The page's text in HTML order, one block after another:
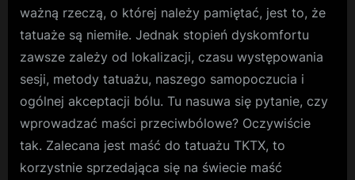
ważną rzeczą, o której należy pamiętać, jest to, że
tatuaże są niemiłe. Jednak stopień dyskomfortu
zawsze zależy od lokalizacji, czasu występowania
sesji, metody tatuażu, naszego samopoczucia i
ogólnej akceptacji bólu. Tu nasuwa się pytanie, czy
wprowadzać maści przeciwbólowe? Oczywiście
tak. Zalecana jest maść do tatuażu TKTX, to
korzystnie sprzedająca się na świecie maść